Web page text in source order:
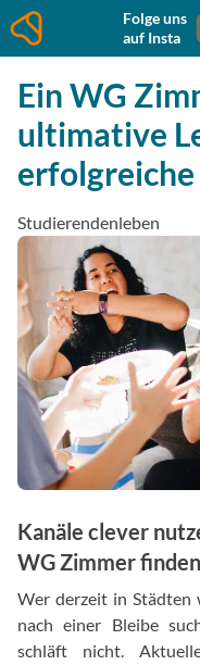
Folge uns
auf Insta
Ein WG
ultimative
erfolgreiche
Studierendenleben
Kanäle clever
WG Zimmer
Wer derzeit in Städten
nach einer Bleibe
schläft nicht.